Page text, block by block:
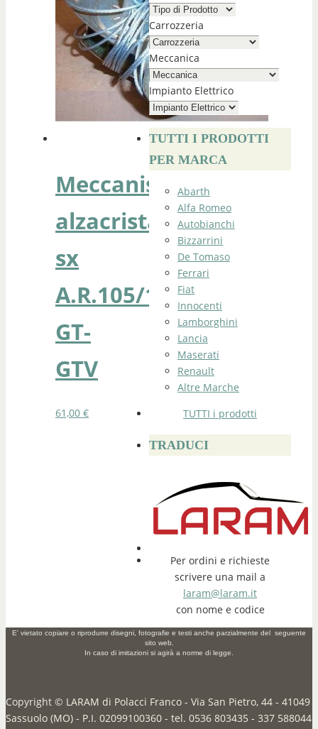
Meccanismo
alzacristallo
sx
A.R.105/115
GT-
GTV
61,00 €
Carrozzeria
Meccanica
Impianto Elettrico
TUTTI I PRODOTTI
PER MARCA
Abarth
Alfa Romeo
Autobianchi
Bizzarrini
De Tomaso
Ferrari
Fiat
Innocenti
Lamborghini
Lancia
Maserati
Renault
Altre Marche
TUTTI i prodotti
TRADUCI
Per ordini e richieste
scrivere una mail a
laram@laram.it
con nome e codice
E' vietato copiare o riprodurre disegni, fotografie e testi anche parzialmente del seguente
sito web.
In caso di imitazioni si agirà a norme di legge.
Copyright © LARAM di Polacci Franco - Via San Pietro, 44 - 41049
Sassuolo (MO) - P.I. 02099100360 - tel. 0536 803435 - 337 588044